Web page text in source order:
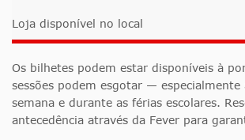
Loja disponível no local
Os bilhetes podem estar disponíveis à
sessões podem esgotar — especialmente
semana e durante as férias escolares.
antecedência através da Fever para